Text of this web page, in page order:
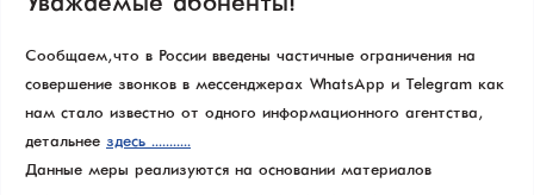
Сообщаем, что в России введены частичные ограничения на
совершение звонков в мессенджерах WhatsApp и Telegram как
нам стало известно от одного информационного агентства,
детальнее здесь ...........
Данные меры реализуются на основании материалов